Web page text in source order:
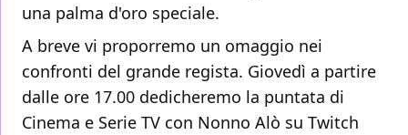
una palma d'oro speciale.
A breve vi proporremo un omaggio nei
confronti del grande regista. Giovedì a partire
dalle ore 17.00 dedicheremo la puntata di
Cinema e Serie TV con Nonno Alò su Twitch